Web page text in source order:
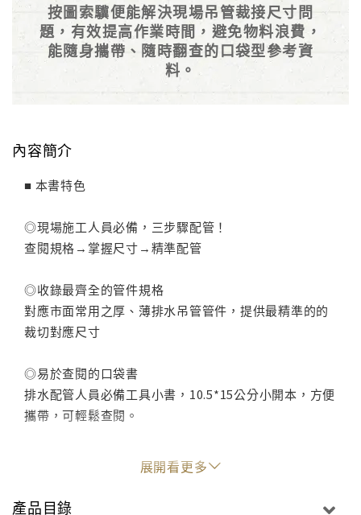
按圖索驥便能解決現場吊管裁接尺寸問
題，有效提高作業時間，避免物料浪費，
能隨身攜帶、隨時翻查的口袋型參考資
料。
內容簡介
■ 本書特色
◎現場施工人員必備，三步驟配管！
查閱規格→掌握尺寸→精準配管
◎收錄最齊全的管件規格
對應市面常用之厚、薄排水吊管管件，提供最精準的的
裁切對應尺寸
◎易於查閱的口袋書
排水配管人員必備工具小書，10.5*15公分小開本，方便
攜帶，可輕鬆查閱。
一、本書各管件規格尺寸，參照（台灣）台塑關係企業
展開看更多
產品目錄